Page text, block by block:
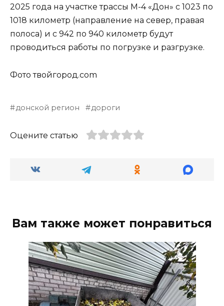
2025 года на участке трассы М-4 «Дон» с 1023 по
1018 километр (направление на север, правая
полоса) и с 942 по 940 километр будут
проводиться работы по погрузке и разгрузке.
Фото твойгород.com
донской регион дороги
Оцените статью
Вам также может понравиться